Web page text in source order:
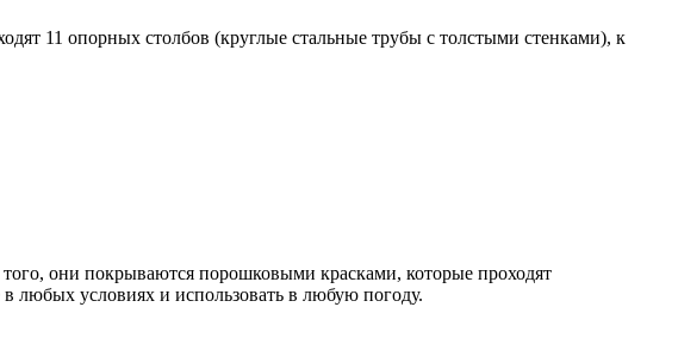
11 опорных столбов (круглые стальные трубы с толстыми стенками), к
они покрываются порошковыми красками, которые проходят
любых условиях и использовать в любую погоду.